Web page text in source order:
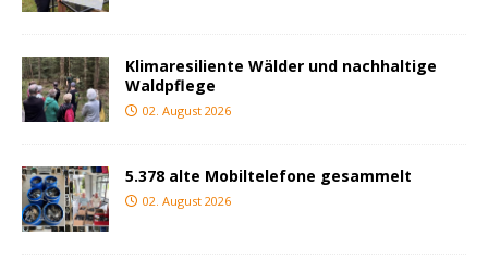
Klimaresiliente Wälder und nachhaltige
Waldpflege
02. August 2026
5.378 alte Mobiltelefone gesammelt
02. August 2026